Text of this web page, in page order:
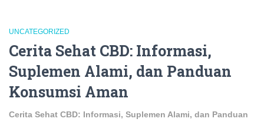
UNCATEGORIZED
Cerita Sehat CBD: Informasi,
Suplemen Alami, dan Panduan
Konsumsi Aman
Cerita Sehat CBD: Informasi, Suplemen Alami, dan Panduan